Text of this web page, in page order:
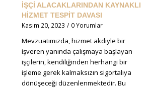
İŞÇİ ALACAKLARINDAN KAYNAKLI
HİZMET TESPİT DAVASI
Kasım 20, 2023 / 0 Yorumlar
Mevzuatımızda, hizmet akdiyle bir
işveren yanında çalışmaya başlayan
işçilerin, kendiliğinden herhangi bir
işleme gerek kalmaksızın sigortalıya
dönüşeceği düzenlenmektedir. Bu